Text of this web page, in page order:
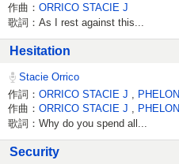
作曲： ORRICO STACIE J
歌詞：As I rest against this...
Hesitation
Stacie Orrico
作詞： ORRICO STACIE J
作曲： ORRICO STACIE J
歌詞：Why do you spend all...
Security